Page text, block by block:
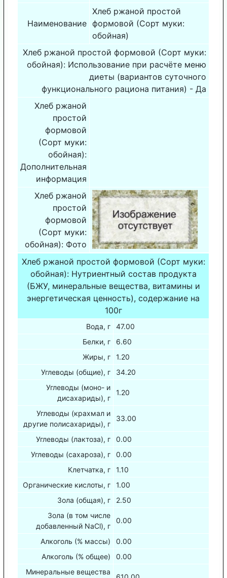
Наименование
Хлеб ржаной простой
формовой (Сорт муки:
обойная)
Хлеб ржаной простой формовой (Сорт муки:
обойная): Использование при расчёте меню
диеты (вариантов суточного
функционального рациона питания) - Да
Хлеб ржаной
простой
формовой
(Сорт муки:
обойная):
Дополнительная
информация
Хлеб ржаной
простой
формовой
(Сорт муки:
обойная): Фото
Хлеб ржаной простой формовой (Сорт муки:
обойная): Нутриентный состав продукта
(БЖУ, минеральные вещества, витамины и
энергетическая ценность), содержание на
100г
Вода, г
47.00
Белки, г
6.60
Жиры, г
1.20
Углеводы (общие), г
34.20
Углеводы (моно- и
дисахариды), г
1.20
Углеводы (крахмал и
другие полисахариды), г
33.00
Углеводы (лактоза), г
0.00
Углеводы (сахароза), г
0.00
Клетчатка, г
1.10
Органические кислоты, г
1.00
Зола (общая), г
2.50
Зола (в том числе
добавленный NaCl), г
0.00
Алкоголь (% массы)
0.00
Алкоголь (% общее)
0.00
Минеральные вещества